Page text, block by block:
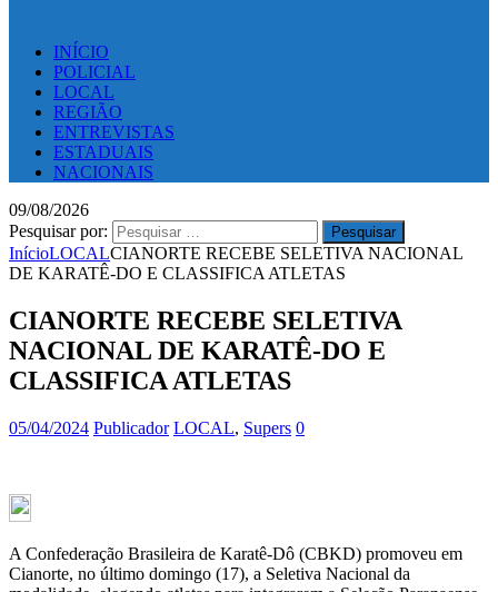
INÍCIO
POLICIAL
LOCAL
REGIÃO
ENTREVISTAS
ESTADUAIS
NACIONAIS
09/08/2026
Pesquisar por:
InícioLOCALCIANORTE RECEBE SELETIVA NACIONAL
DE KARATÊ-DO E CLASSIFICA ATLETAS
CIANORTE RECEBE SELETIVA
NACIONAL DE KARATÊ-DO E
CLASSIFICA ATLETAS
05/04/2024 Publicador LOCAL, Supers 0
A Confederação Brasileira de Karatê-Dô (CBKD) promoveu em
Cianorte, no último domingo (17), a Seletiva Nacional da